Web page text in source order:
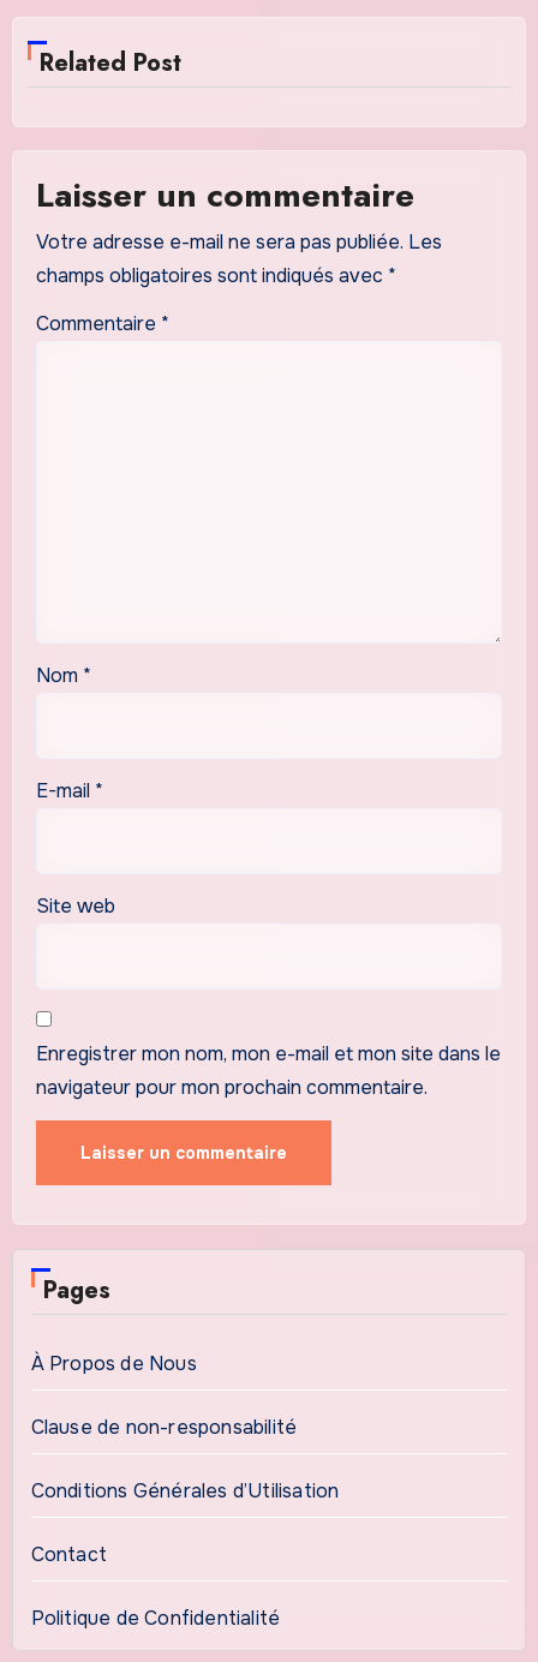
Related Post
Laisser un commentaire
Votre adresse e-mail ne sera pas publiée. Les
champs obligatoires sont indiqués avec *
Commentaire *
Nom *
E-mail *
Site web
Enregistrer mon nom, mon e-mail et mon site dans le
navigateur pour mon prochain commentaire.
Pages
À Propos de Nous
Clause de non-responsabilité
Conditions Générales d’Utilisation
Contact
Politique de Confidentialité